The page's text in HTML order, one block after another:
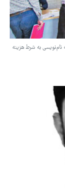
‌نام‌نویسی به شرط هزینه